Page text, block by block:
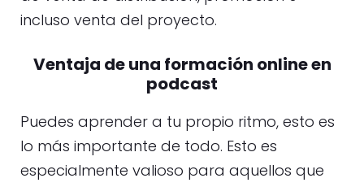
incluso venta del proyecto.
Ventaja de una formación online en
podcast
Puedes aprender a tu propio ritmo, esto es
lo más importante de todo. Esto es
especialmente valioso para aquellos que